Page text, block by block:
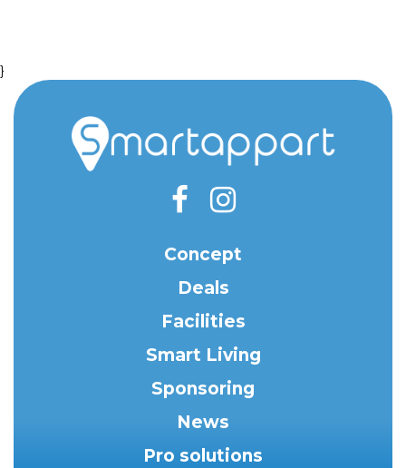
}
Concept
Deals
Facilities
Smart Living
Sponsoring
News
Pro solutions